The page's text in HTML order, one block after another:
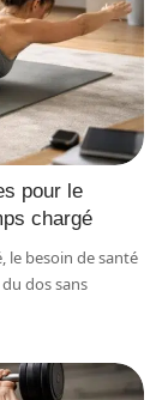
pour le
chargé
le besoin de santé
dos sans